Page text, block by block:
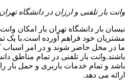
وانت بار تلفنی و ارزان در دانشگاه تهران
نیسان بار دانشگاه تهران بار امکان
مشتریان خود فراهم آورده است.با یک
ما در محل حاضر شوند و در امر
باشند.وانت بار تلفنی در تمام مناطق
باشد و تمام خدمات باربری و حمل بار
ارائه می دهد.